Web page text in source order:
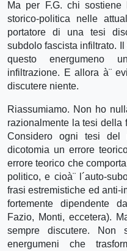
Ma per F.G. chi sostiene
storico-politica nelle
portatore di una tesi
subdolo fascista infiltrato.
questo energumeno
infiltrazione. E allora à¨
discutere niente.
Riassumiamo. Non ho
razionalmente la tesi della
Considero ogni tesi del
dicotomia un errore
errore teorico che
politico, e cioà¨ l´auto-
frasi estremistiche ed anti-
fortemente dipendente
Fazio, Monti, eccetera).
sempre discutere. Non
energumeni che